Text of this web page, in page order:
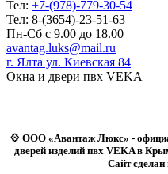
Тел: +7-(978)-779-30-54
Тел: 8-(3654)-23-51-63
Пн-Сб с 9.00 до 18.00
avantag.luks@mail.ru
г. Ялта ул. Киевская 84
Окна и двери пвх VEKA
💠 ООО «Авантаж Люкс» -
дверей изделий пвх VEKA в
Сайт сделан